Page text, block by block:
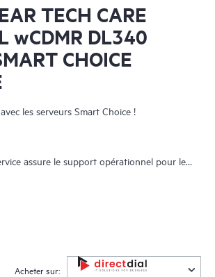
TECH CARE
wCDMR DL340
CHOICE
les serveurs Smart Choice !
assure le support opérationnel pour les
Il permet aux équipes informatiques de se
plutôt qu’avec des actions réactives
aux produits, des conseils
Acheter sur: